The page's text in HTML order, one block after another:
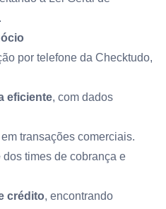
por telefone da Checktudo,
eficiente, com dados
em transações comerciais.
dos times de cobrança e
crédito, encontrando